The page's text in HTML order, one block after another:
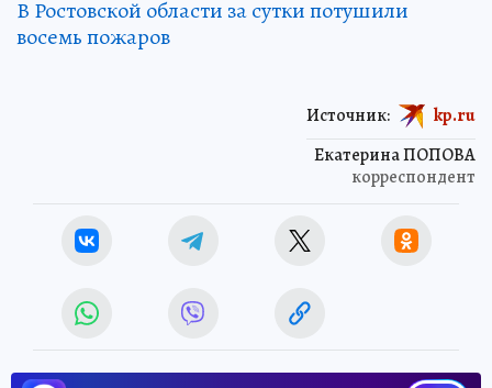
В Ростовской области за сутки потушили
восемь пожаров
Екатерина ПОПОВА
корреспондент
Источник: kp.ru